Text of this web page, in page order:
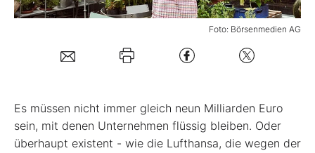
Mein Konto
Folgen Sie uns
Kontakt
Foto: Börsenmedien AG
Es müssen nicht immer gleich neun Milliarden Euro
sein, mit denen Unternehmen flüssig bleiben. Oder
überhaupt existent - wie die Lufthansa, die wegen der